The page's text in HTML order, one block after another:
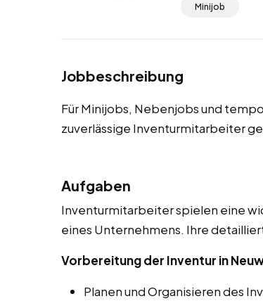
Minijob
Jobbeschreibung
Für Minijobs, Nebenjobs und
zuverlässige Inventurmitarbeiter
Aufgaben
Inventurmitarbeiter spielen eine
eines Unternehmens. Ihre
Vorbereitung der Inventur in
Planen und Organisieren des